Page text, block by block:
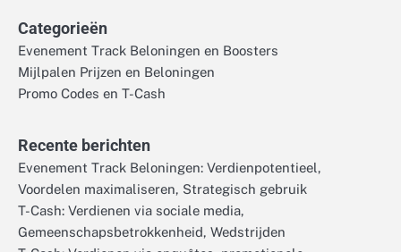
Categorieën
Evenement Track Beloningen en Boosters
Mijlpalen Prijzen en Beloningen
Promo Codes en T-Cash
Recente berichten
Evenement Track Beloningen: Verdienpotentieel,
Voordelen maximaliseren, Strategisch gebruik
T-Cash: Verdienen via sociale media,
Gemeenschapsbetrokkenheid, Wedstrijden